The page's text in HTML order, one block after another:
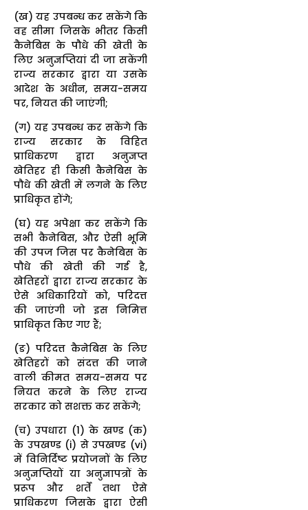
(ख) यह उपबन्ध कर सकेंगे कि
वह सीमा जिसके भीतर किसी
कैनेबिस के पौधे की खेती के
लिए अनुज्ञप्तियां दी जा सकेंगी
राज्य सरकार द्वारा या उसके
आदेश के अधीन, समय-समय
पर, नियत की जाएंगी;
(ग) यह उपबन्ध कर सकेंगे कि
राज्य सरकार के विहित
प्राधिकरण द्वारा अनुज्ञप्त
खेतिहर ही किसी कैनेबिस के
पौधे की खेती में लगने के लिए
प्राधिकृत होंगे;
(घ) यह अपेक्षा कर सकेंगे कि
सभी कैनेबिस, और ऐसी भूमि
की उपज जिस पर कैनेबिस के
पौधे की खेती की गई है,
खेतिहरों द्वारा राज्य सरकार के
ऐसे अधिकारियों को, परिदत्त
की जाएंगी जो इस निमित्त
प्राधिकृत किए गए हैं;
(ङ) परिदत्त कैनेबिस के लिए
खेतिहरों को संदत्त की जाने
वाली कीमत समय-समय पर
नियत करने के लिए राज्य
सरकार को सशक्त कर सकेंगे;
(च) उपधारा (1) के खण्ड (क)
के उपखण्ड (i) से उपखण्ड (vi)
में विनिर्दिष्ट प्रयोजनों के लिए
अनुज्ञप्तियों या अनुज्ञापत्रों के
प्ररूप और शर्तें तथा ऐसे
प्राधिकरण जिसके द्वारा ऐसी